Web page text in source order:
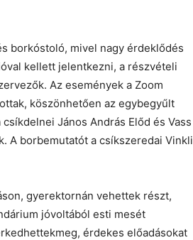
borkóstoló, mivel nagy érdeklődés
kellett jelentkezni, a részvételi
Az események a Zoom
köszönhetően az egybegyűlt
János András Előd és Vass
A borbemutatót a csíkszeredai Vinkli
gyerektornán vehettek részt,
jóvoltából esti mesét
érdekes előadásokat